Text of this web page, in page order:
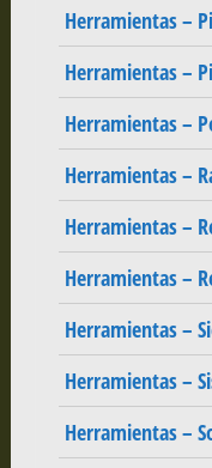
Herramientas –
Herramientas –
Herramientas –
Herramientas –
Herramientas –
Herramientas –
Herramientas –
Herramientas –
Herramientas –